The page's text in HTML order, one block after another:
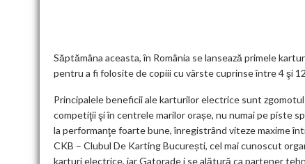
k
p
Săptămâna aceasta, în România se lansează primele
pentru a fi folosite de copiii cu vârste cuprinse între 4 şi
Principalele beneficii ale karturilor electrice sunt
competiţii şi în centrele marilor orașe, nu numai pe piste
la performanţe foarte bune, înregistrând viteze maxime
CKB – Clubul De Karting București, cel mai cunoscut
karturi electrice, iar Gatorade i se alătură ca partener